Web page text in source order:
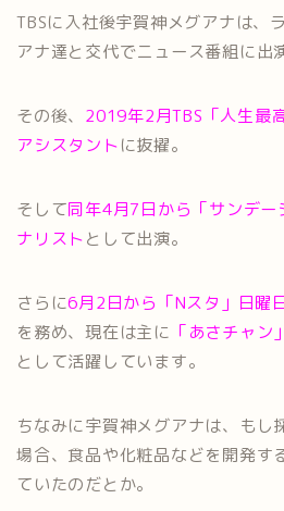
TBSに入社後宇賀神メグアナは、
アナ達と交代でニュース番組に出
その後、 2019年2月TBS「人生最
アシスタントに抜擢。
そして同年4月7日から「サンデ
ナリストとして出演。
さらに6月2日から「Nスタ」日曜
を務め、現在は主に 「あさチャ
として活躍しています。
ちなみに宇賀神メグアナは、もし
場合、食品や化粧品などを開発す
ていたのだとか。